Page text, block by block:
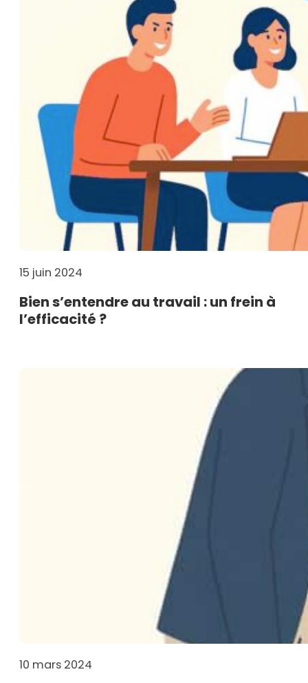
15 juin 2024
Bien s’entendre au travail : un frein à
l’efficacité ?
10 mars 2024